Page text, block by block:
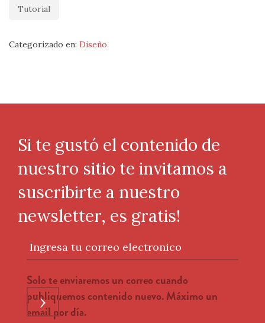
Tutorial
Categorizado en: Diseño
Si te gustó el contenido de
nuestro sitio te invitamos a
suscribirte a nuestro
newsletter, es gratis!
Ingresa tu correo electronico
Solo te enviaremos un correo cuando
publiquemos contenido nuevo. Máximo un
email por día.
›